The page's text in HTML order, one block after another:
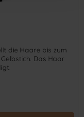
die Haare bis zum
Das Haar